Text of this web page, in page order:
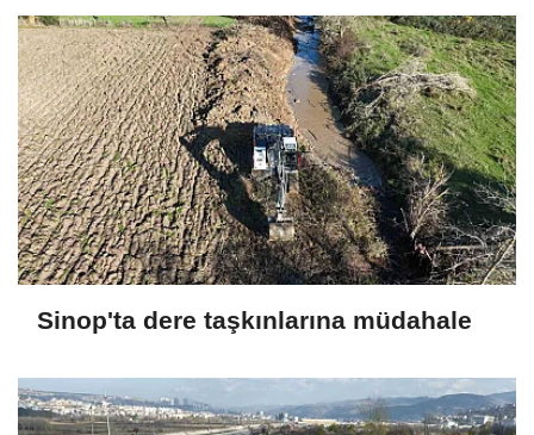
Sinop'ta dere taşkınlarına müdahale